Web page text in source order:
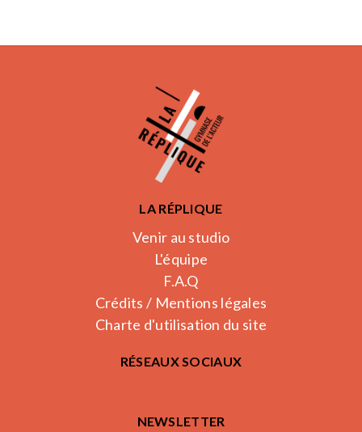
LA RÉPLIQUE
Venir au studio
L'équipe
F.A.Q
Crédits / Mentions légales
Charte d'utilisation du site
RÉSEAUX SOCIAUX
NEWSLETTER